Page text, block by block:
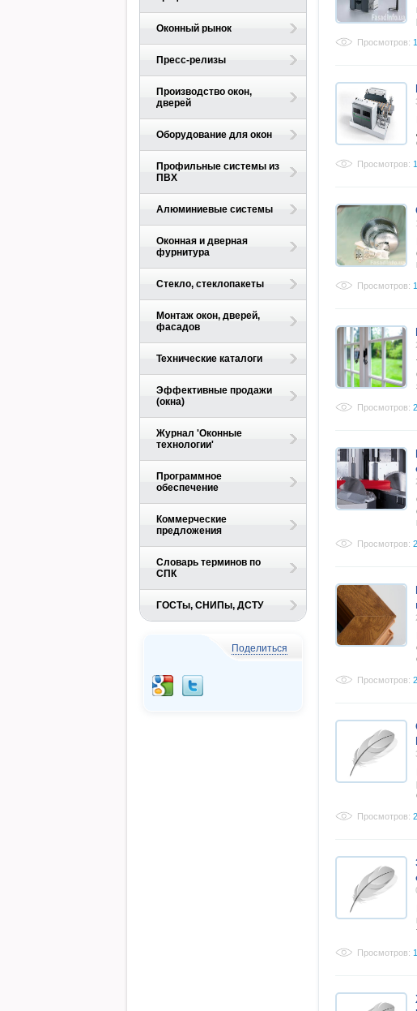
Оконный рынок
Пресс-релизы
Производство окон,
дверей
Оборудование для окон
Профильные системы из
ПВХ
Алюминиевые системы
Оконная и дверная
фурнитура
Стекло, стеклопакеты
Монтаж окон, дверей,
фасадов
Технические каталоги
Эффективные продажи
(окна)
Журнал 'Оконные
технологии'
Программное
обеспечение
Коммерческие
предложения
Словарь терминов по
СПК
ГОСТы, СНИПы, ДСТУ
Поделиться
Просмотров:
Просмотров:
Просмотров:
Просмотров:
Просмотров:
Просмотров:
Просмотров:
Просмотров: